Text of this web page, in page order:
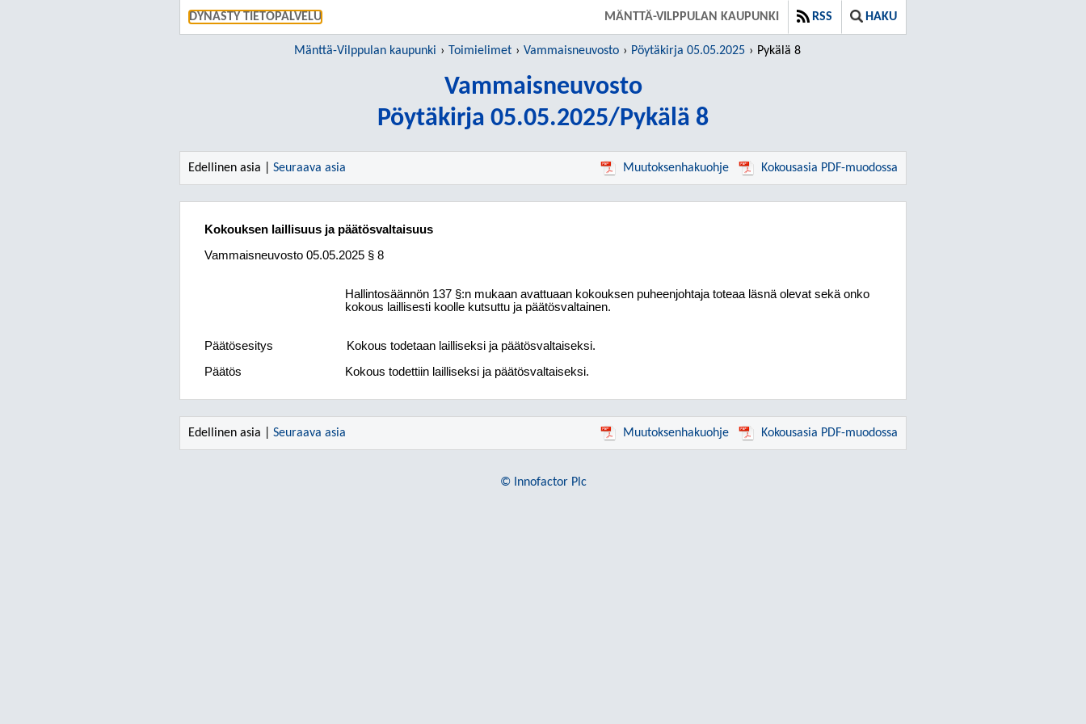
DYNASTY TIETOPALVELU SIIRRY SUORAAN PÄÄSISÄLTÖÖNMÄNTTÄ-VILPPULAN KAUPUNKI RSS HAKU
Mänttä-Vilppulan kaupunki Toimielimet Vammaisneuvosto Pöytäkirja 05.05.2025 Pykälä 8
Vammaisneuvosto
Pöytäkirja 05.05.2025/Pykälä 8
Edellinen asia | Seuraava asia Muutoksenhakuohje Kokousasia PDF-muodossa
Kokouksen laillisuus ja päätösvaltaisuus
Vammaisneuvosto 05.05.2025 § 8
Hallintosäännön 137 §:n mukaan avattuaan kokouksen puheenjohtaja toteaa läsnä olevat sekä onko
kokous laillisesti koolle kutsuttu ja päätösvaltainen.
Päätösesitys
Kokous todetaan lailliseksi ja päätösvaltaiseksi.
Päätös
Kokous todettiin lailliseksi ja päätösvaltaiseksi.
Edellinen asia | Seuraava asia Muutoksenhakuohje Kokousasia PDF-muodossa
© Innofactor Plc